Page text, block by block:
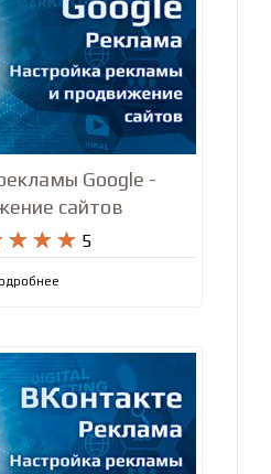
Google -
сайтов
  
   5